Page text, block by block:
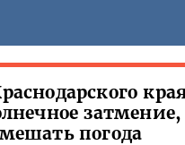
погода